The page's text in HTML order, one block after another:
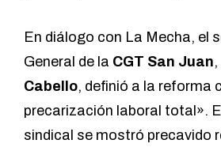
En diálogo con La Mecha, el
General de la CGT San Juan,
Cabello, definió a la reforma
precarización laboral total».
sindical se mostró precavido